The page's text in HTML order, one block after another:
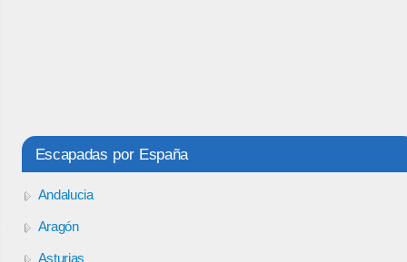
Escapadas por España
Andalucia
Aragón
Asturias